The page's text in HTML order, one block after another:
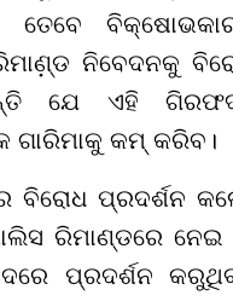
ତେବେ
ନିବେଦନକୁ
ଯେ ଏହି
ଗାରିମାକୁ କମ୍ କରିବ।
ବିରୋଧ ପ୍ରଦର୍ଶନ
ରିମାଣ୍ଡରେ
ପ୍ରଦର୍ଶନ